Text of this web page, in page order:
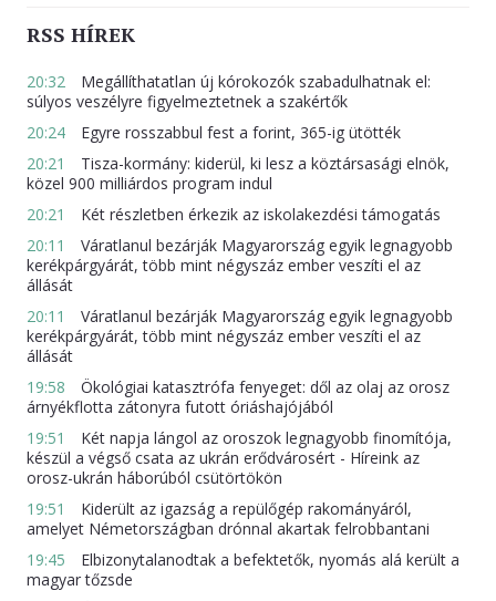
RSS HÍREK
20:32
Megállíthatatlan új kórokozók szabadulhatnak el:
súlyos veszélyre figyelmeztetnek a szakértők
20:24
Egyre rosszabbul fest a forint, 365-ig ütötték
20:21
Tisza-kormány: kiderül, ki lesz a köztársasági elnök,
közel 900 milliárdos program indul
20:21
Két részletben érkezik az iskolakezdési támogatás
20:11
Váratlanul bezárják Magyarország egyik legnagyobb
kerékpárgyárát, több mint négyszáz ember veszíti el az
állását
20:11
Váratlanul bezárják Magyarország egyik legnagyobb
kerékpárgyárát, több mint négyszáz ember veszíti el az
állását
19:58
Ökológiai katasztrófa fenyeget: dől az olaj az orosz
árnyékflotta zátonyra futott óriáshajójából
19:51
Két napja lángol az oroszok legnagyobb finomítója,
készül a végső csata az ukrán erődvárosért - Híreink az
orosz-ukrán háborúból csütörtökön
19:51
Kiderült az igazság a repülőgép rakományáról,
amelyet Németországban drónnal akartak felrobbantani
19:45
Elbizonytalanodtak a befektetők, nyomás alá került a
magyar tőzsde